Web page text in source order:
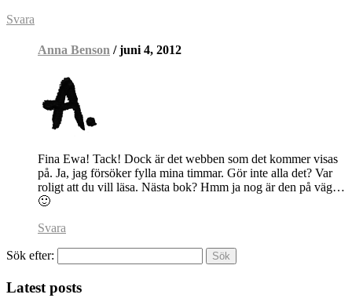
Svara
Anna Benson / juni 4, 2012
Fina Ewa! Tack! Dock är det webben som det kommer visas
på. Ja, jag försöker fylla mina timmar. Gör inte alla det? Var
roligt att du vill läsa. Nästa bok? Hmm ja nog är den på väg…
🙂
Svara
Sök efter:
Latest posts